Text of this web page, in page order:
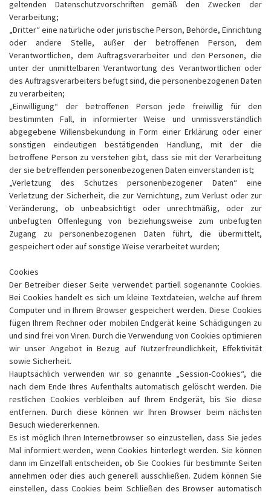
geltenden Datenschutzvorschriften gemäß den Zwecken der
Verarbeitung;
„Dritter“ eine natürliche oder juristische Person, Behörde, Einrichtung
oder andere Stelle, außer der betroffenen Person, dem
Verantwortlichen, dem Auftragsverarbeiter und den Personen, die
unter der unmittelbaren Verantwortung des Verantwortlichen oder
des Auftragsverarbeiters befugt sind, die personenbezogenen Daten
zu verarbeiten;
„Einwilligung“ der betroffenen Person jede freiwillig für den
bestimmten Fall, in informierter Weise und unmissverständlich
abgegebene Willensbekundung in Form einer Erklärung oder einer
sonstigen eindeutigen bestätigenden Handlung, mit der die
betroffene Person zu verstehen gibt, dass sie mit der Verarbeitung
der sie betreffenden personenbezogenen Daten einverstanden ist;
„Verletzung des Schutzes personenbezogener Daten“ eine
Verletzung der Sicherheit, die zur Vernichtung, zum Verlust oder zur
Veränderung, ob unbeabsichtigt oder unrechtmäßig, oder zur
unbefugten Offenlegung von beziehungsweise zum unbefugten
Zugang zu personenbezogenen Daten führt, die übermittelt,
gespeichert oder auf sonstige Weise verarbeitet wurden;
Cookies
Der Betreiber dieser Seite verwendet partiell sogenannte Cookies.
Bei Cookies handelt es sich um kleine Textdateien, welche auf Ihrem
Computer und in Ihrem Browser gespeichert werden. Diese Cookies
fügen Ihrem Rechner oder mobilen Endgerät keine Schädigungen zu
und sind frei von Viren. Durch die Verwendung von Cookies optimieren
wir unser Angebot in Bezug auf Nutzerfreundlichkeit, Effektivität
sowie Sicherheit.
Hauptsächlich verwenden wir so genannte „Session-Cookies“, die
nach dem Ende Ihres Aufenthalts automatisch gelöscht werden. Die
restlichen Cookies verbleiben auf Ihrem Endgerät, bis Sie diese
entfernen. Durch diese können wir Ihren Browser beim nächsten
Besuch wiedererkennen.
Es ist möglich Ihren Internetbrowser so einzustellen, dass Sie jedes
Mal informiert werden, wenn Cookies hinterlegt werden. Sie können
dann im Einzelfall entscheiden, ob Sie Cookies für bestimmte Seiten
annehmen oder dies auch generell ausschließen. Zudem können Sie
einstellen, dass Cookies beim Schließen des Browser automatisch